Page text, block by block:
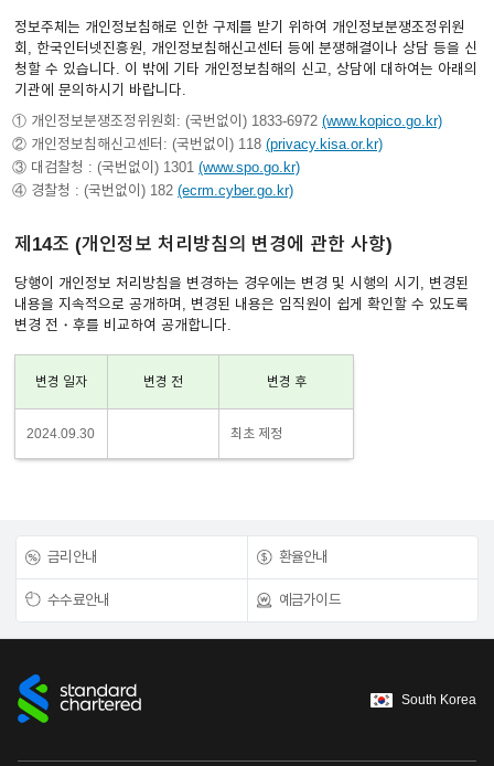
정보주체는 개인정보침해로 인한 구제를 받기 위하여 개인정보분쟁조정위원
회, 한국인터넷진흥원, 개인정보침해신고센터 등에 분쟁해결이나 상담 등을 신
청할 수 있습니다. 이 밖에 기타 개인정보침해의 신고, 상담에 대하여는 아래의
기관에 문의하시기 바랍니다.
① 개인정보분쟁조정위원회: (국번없이) 1833-6972 (www.kopico.go.kr)
② 개인정보침해신고센터: (국번없이) 118 (privacy.kisa.or.kr)
③ 대검찰청 : (국번없이) 1301 (www.spo.go.kr)
④ 경찰청 : (국번없이) 182 (ecrm.cyber.go.kr)
제14조 (개인정보 처리방침의 변경에 관한 사항)
당행이 개인정보 처리방침을 변경하는 경우에는 변경 및 시행의 시기, 변경된
내용을 지속적으로 공개하며, 변경된 내용은 임직원이 쉽게 확인할 수 있도록
변경 전・후를 비교하여 공개합니다.
변경 일자 변경 전 변경 후
2024.09.30 최초 제정
금리안내 환율안내
수수료안내 예금가이드
South Korea